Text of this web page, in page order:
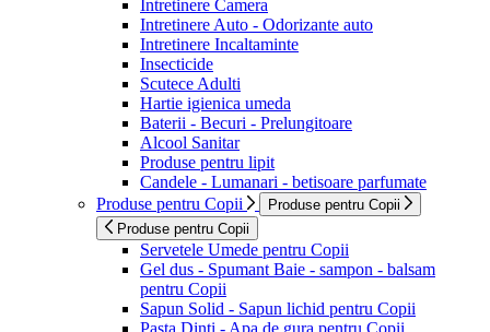
Intretinere Camera
Intretinere Auto - Odorizante auto
Intretinere Incaltaminte
Insecticide
Scutece Adulti
Hartie igienica umeda
Baterii - Becuri - Prelungitoare
Alcool Sanitar
Produse pentru lipit
Candele - Lumanari - betisoare parfumate
Produse pentru Copii
Produse pentru Copii
Produse pentru Copii
Servetele Umede pentru Copii
Gel dus - Spumant Baie - sampon - balsam
pentru Copii
Sapun Solid - Sapun lichid pentru Copii